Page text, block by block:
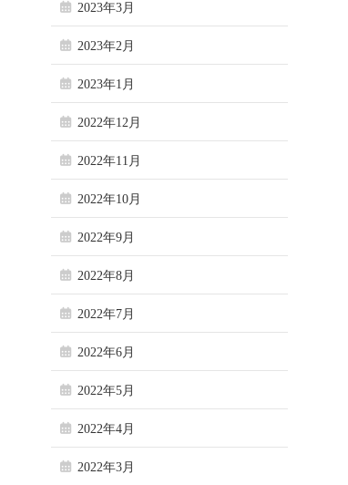
2023年3月
2023年2月
2023年1月
2022年12月
2022年11月
2022年10月
2022年9月
2022年8月
2022年7月
2022年6月
2022年5月
2022年4月
2022年3月